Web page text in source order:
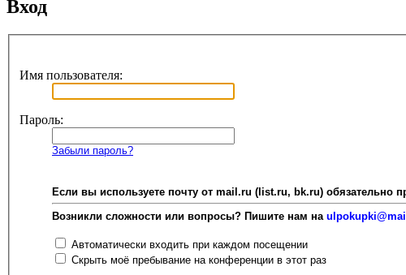
Вход
Имя пользователя:
Пароль:
Забыли пароль?
Если вы используете почту от mail.ru (list.ru, bk.ru) обязательно
Возникли сложности или вопросы? Пишите нам на
Автоматически входить при каждом посещении
Скрыть моё пребывание на конференции в этот раз